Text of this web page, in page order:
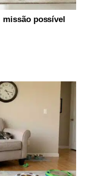
possível